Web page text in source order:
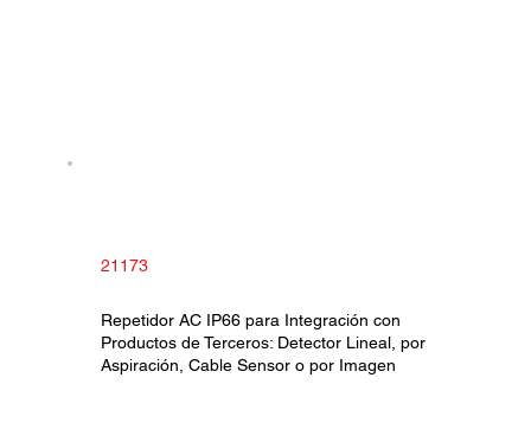
21173
Repetidor AC IP66 para Integración con
Productos de Terceros: Detector Lineal, por
Aspiración, Cable Sensor o por Imagen